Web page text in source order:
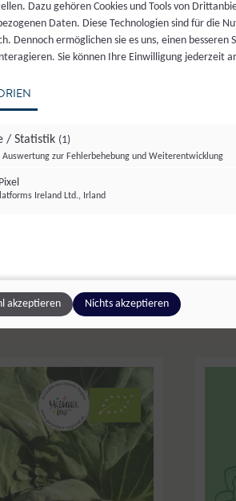
Saatzucht- und Saatbauverein
Lungauer Eachtling
Dazu gehören Cookies und Tools von
Daten. Diese Technologien sind für die
Dennoch ermöglichen sie es uns, einen besseren
Sie können Ihre Einwilligung jederzeit
/ Statistik (1)
Auswertung zur Fehlerbehebung und Weiterentwicklung
Ireland Ltd., Irland
akzeptieren Nichts akzeptieren